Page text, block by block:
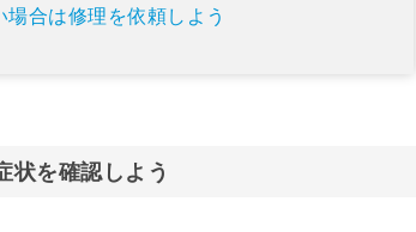
合は修理を依頼しよう
を確認しよう